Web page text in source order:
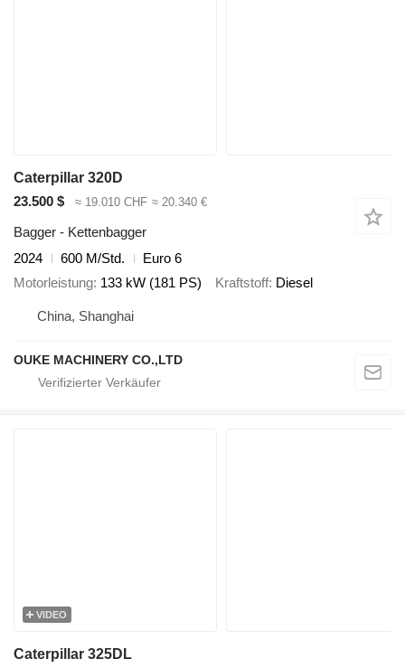
Caterpillar 320D
23.500 $
≈ 19.010 CHF ≈ 20.340 €
Bagger - Kettenbagger
2024
600 M/Std.
Euro 6
Motorleistung 133 kW (181 PS) Kraftstoff Diesel
China, Shanghai
OUKE MACHINERY CO.,LTD
VIDEO
Caterpillar 325DL